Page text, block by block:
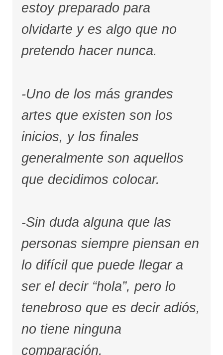
estoy preparado para
olvidarte y es algo que no
pretendo hacer nunca.
-Uno de los más grandes
artes que existen son los
inicios, y los finales
generalmente son aquellos
que decidimos colocar.
-Sin duda alguna que las
personas siempre piensan en
lo difícil que puede llegar a
ser el decir “hola”, pero lo
tenebroso que es decir adiós,
no tiene ninguna
comparación.